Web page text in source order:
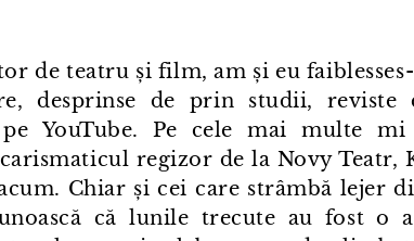
de teatru și film, am și eu
desprinse de prin studii,
YouTube. Pe cele mai multe
regizor de la Novy Teatr,
Chiar și cei care strâmbă lejer
că lunile trecute au fost o